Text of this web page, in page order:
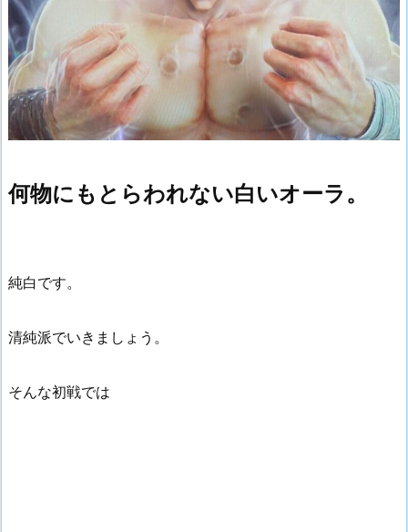
何物にもとらわれない白いオーラ。
純白です。
清純派でいきましょう。
そんな初戦では